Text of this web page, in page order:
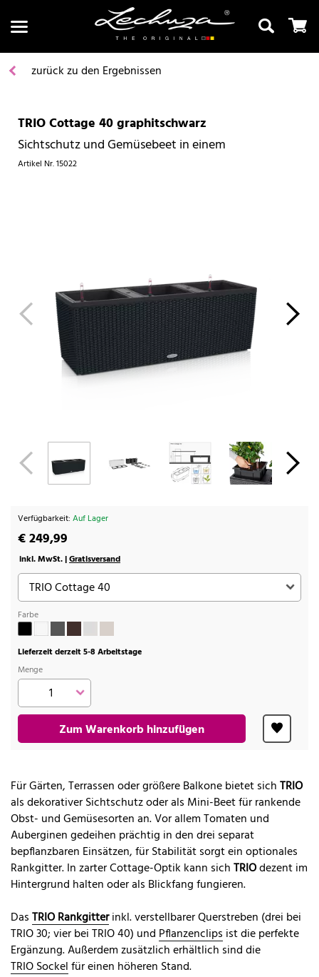
Suchen
zurück zu den Ergebnissen
TRIO Cottage 40 graphitschwarz
Sichtschutz und Gemüsebeet in einem
Artikel Nr.15022
Verfügbarkeit: Auf Lager
€ 249,99
inkl. MwSt. |Gratisversand
Farbe
Lieferzeit derzeit 5-8 Arbeitstage
Menge
Zum Warenkorb hinzufügen
Für Gärten, Terrassen oder größere Balkone bietet sichTRIO
als dekorativer Sichtschutz oder als Mini-Beet für rankende
Obst- und Gemüsesorten an. Vor allem Tomaten und
Auberginen gedeihen prächtig in den drei separat
bepflanzbaren Einsätzen, für Stabilität sorgt ein optionales
Rankgitter. In zarter Cottage-Optik kann sichTRIOdezent im
Hintergrund halten oder als Blickfang fungieren.
DasTRIO Rankgitterinkl. verstellbarer Querstreben (drei bei
TRIO 30; vier bei TRIO 40) und Pflanzenclips ist die perfekte
Ergänzung. Außerdem zusätzlich erhältlich sind die
TRIO Sockelfür einen höheren Stand.